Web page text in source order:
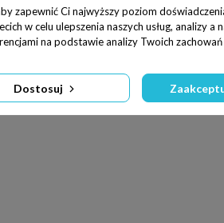
zapewnić Ci najwyższy poziom
w celu ulepszenia naszych usług, analizy a
na podstawie analizy Twoich
Dostosuj